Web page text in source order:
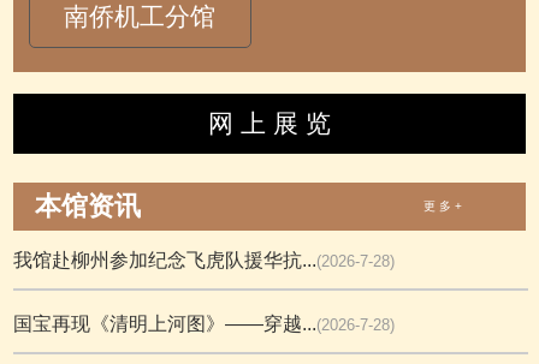
南侨机工分馆
网 上 展 览
本馆资讯 更 多 +
我馆赴柳州参加纪念飞虎队援华抗...(2026-7-28)
国宝再现《清明上河图》——穿越...(2026-7-28)